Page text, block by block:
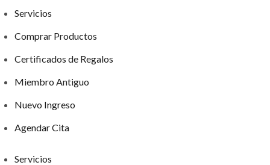
Servicios
Comprar Productos
Certificados de Regalos
Miembro Antiguo
Nuevo Ingreso
Agendar Cita
Servicios